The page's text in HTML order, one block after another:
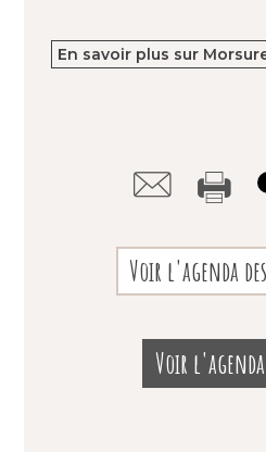
En savoir plus sur
Voir l'agenda
Voir